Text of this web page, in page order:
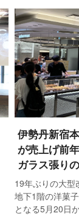
伊勢丹新宿
が売上げ前
ガラス張り
19年ぶりの大型
地下1階の洋菓
となる5月20日